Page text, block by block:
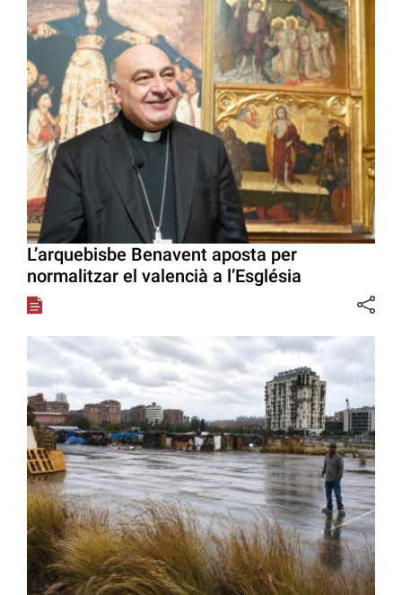
L’arquebisbe Benavent aposta per
normalitzar el valencià a l’Església